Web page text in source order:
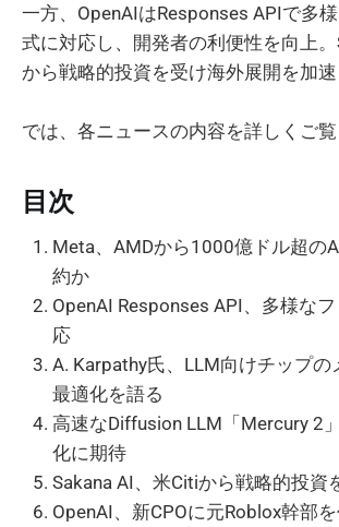
一方、OpenAIはResponses APIで多
式に対応し、開発者の利便性を向上
から戦略的投資を受け海外展開を加速
では、各ニュースの内容を詳しくご覧
目次
Meta、AMDから1000億ドル超の
約か
OpenAI Responses API、多様な
応
A. Karpathy氏、LLM向けチップの
最適化を語る
高速なDiffusion LLM「Mercury 2
化に期待
Sakana AI、米Citiから戦略的投資
OpenAI、新CPOに元Roblox幹部